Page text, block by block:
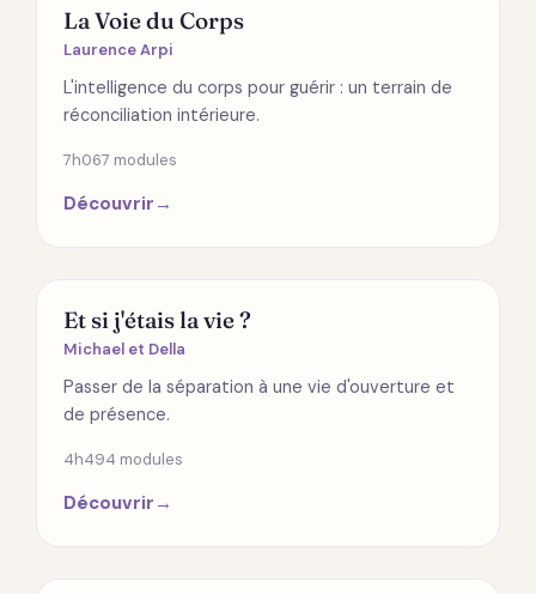
ÉMOTIONS
La Voie du Corps
Laurence Arpi
L'intelligence du corps pour guérir : un terrain de
réconciliation intérieure.
7h067 modules
Découvrir →
SPIRITUALITÉ
Et si j'étais la vie ?
Michael et Della
Passer de la séparation à une vie d'ouverture et
de présence.
4h494 modules
Découvrir →